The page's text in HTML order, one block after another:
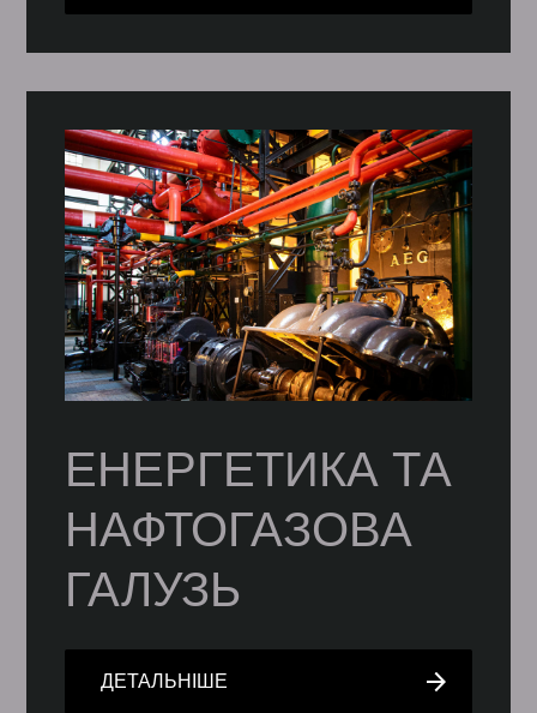
ЕНЕРГЕТИКА ТА
НАФТОГАЗОВА
ГАЛУЗЬ
ДЕТАЛЬНІШЕ arrow_forward